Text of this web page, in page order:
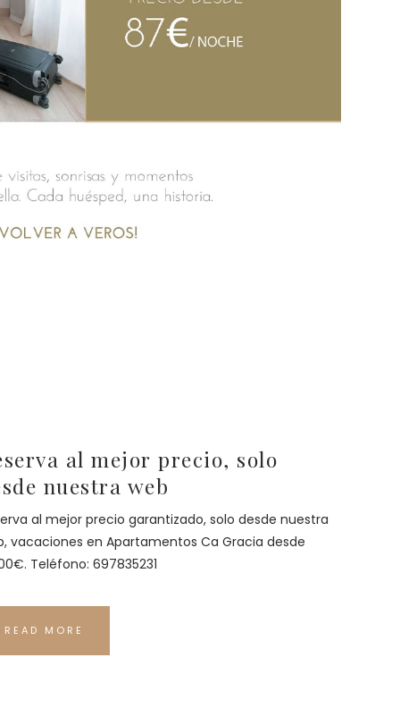
al mejor precio, solo
nuestra web
al mejor precio garantizado, solo desde nuestra
vacaciones en Apartamentos Ca Gracia desde
Teléfono: 697835231
READ MORE